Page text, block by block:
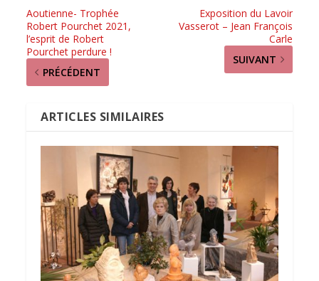
Aoutienne- Trophée
Robert Pourchet 2021,
l’esprit de Robert
Pourchet perdure !
PRÉCÉDENT
Exposition du Lavoir
Vasserot – Jean François
Carle
SUIVANT
ARTICLES SIMILAIRES